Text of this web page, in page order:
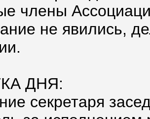
члены
не явились,
ДНЯ:
секретаря